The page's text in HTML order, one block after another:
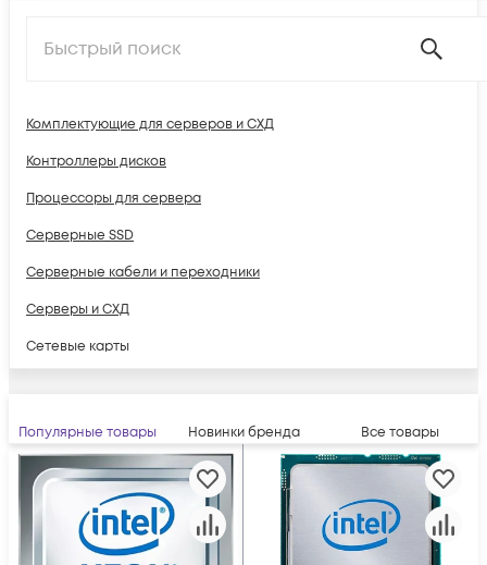
Комплектующие для серверов и СХД
Контроллеры дисков
Процессоры для сервера
Серверные SSD
Серверные кабели и переходники
Серверы и СХД
Сетевые карты
Популярные товары Новинки бренда Все товары